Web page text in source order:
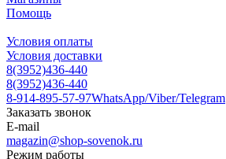
Помощь
Условия оплаты
Условия доставки
8(3952)436-440
8(3952)436-440
8-914-895-57-97WhatsApp/Viber/Telegram
Заказать звонок
E-mail
magazin@shop-sovenok.ru
Режим работы